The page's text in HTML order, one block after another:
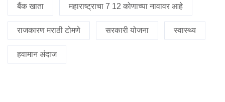
बैंक खाता महाराष्ट्राचा 7 12 कोणाच्या नावावर आहे
राजकारण मराठी टोमणे सरकारी योजना स्वास्थ्य
हवामान अंदाज